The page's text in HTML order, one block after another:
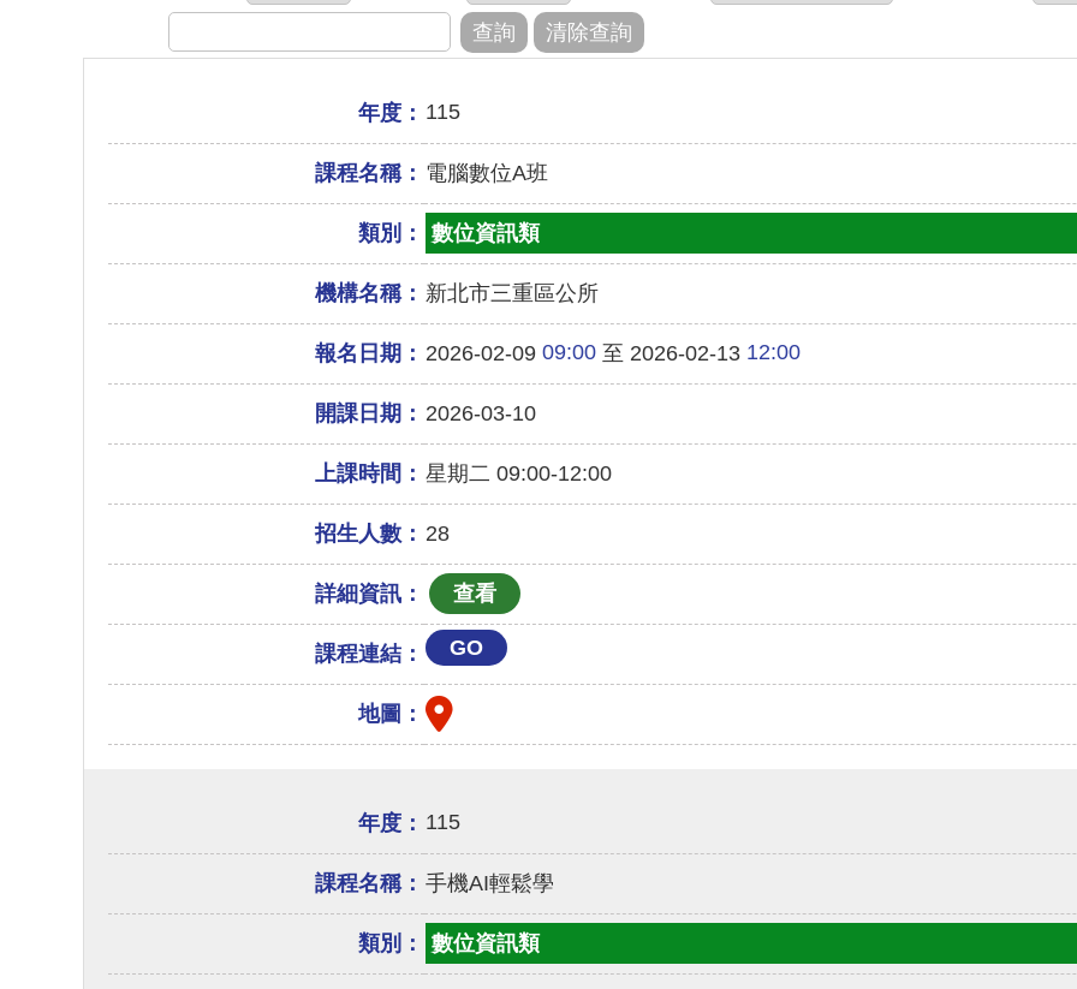
年度： 115
課程名稱： 電腦數位A班
類別： 數位資訊類
機構名稱： 新北市三重區公所
報名日期： 2026-02-0909:00至 2026-02-1312:00
開課日期： 2026-03-10
上課時間： 星期二 09:00-12:00
招生人數： 28
詳細資訊：
課程連結： GO
地圖：
年度： 115
課程名稱： 手機AI輕鬆學
類別： 數位資訊類